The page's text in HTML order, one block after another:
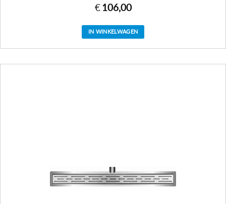
€ 106,00
IN WINKELWAGEN